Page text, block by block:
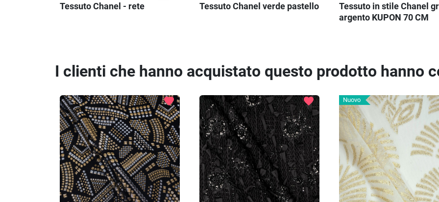
Tessuto Chanel - rete Tessuto Chanel verde pastello
Tessuto in stile Chanel
argento KUPON 70 CM
I clienti che hanno acquistato questo prodotto hanno
favorite favorite Nuovo